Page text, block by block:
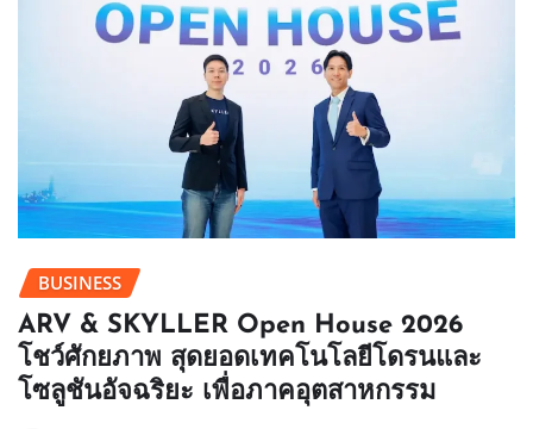
BUSINESS
ARV & SKYLLER Open House 2026
โชว์ศักยภาพ สุดยอดเทคโนโลยีโดรนและ
โซลูชันอัจฉริยะ เพื่อภาคอุตสาหกรรม